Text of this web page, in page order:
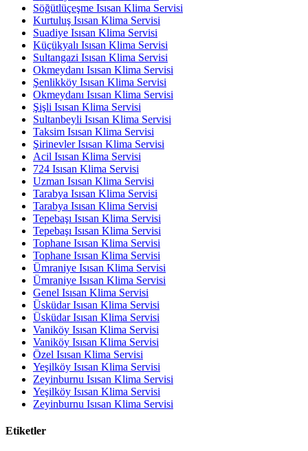
Söğütlüçeşme Isısan Klima Servisi
Kurtuluş Isısan Klima Servisi
Suadiye Isısan Klima Servisi
Küçükyalı Isısan Klima Servisi
Sultangazi Isısan Klima Servisi
Okmeydanı Isısan Klima Servisi
Şenlikköy Isısan Klima Servisi
Okmeydanı Isısan Klima Servisi
Şişli Isısan Klima Servisi
Sultanbeyli Isısan Klima Servisi
Taksim Isısan Klima Servisi
Şirinevler Isısan Klima Servisi
Acil Isısan Klima Servisi
724 Isısan Klima Servisi
Uzman Isısan Klima Servisi
Tarabya Isısan Klima Servisi
Tarabya Isısan Klima Servisi
Tepebaşı Isısan Klima Servisi
Tepebaşı Isısan Klima Servisi
Tophane Isısan Klima Servisi
Tophane Isısan Klima Servisi
Ümraniye Isısan Klima Servisi
Ümraniye Isısan Klima Servisi
Genel Isısan Klima Servisi
Üsküdar Isısan Klima Servisi
Üsküdar Isısan Klima Servisi
Vaniköy Isısan Klima Servisi
Vaniköy Isısan Klima Servisi
Özel Isısan Klima Servisi
Yeşilköy Isısan Klima Servisi
Zeyinburnu Isısan Klima Servisi
Yeşilköy Isısan Klima Servisi
Zeyinburnu Isısan Klima Servisi
Etiketler